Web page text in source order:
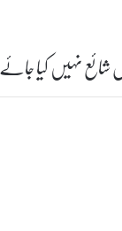
نہیں کیا